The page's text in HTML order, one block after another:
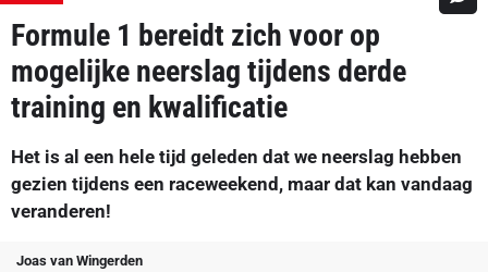
Formule 1 bereidt zich voor op
mogelijke neerslag tijdens derde
training en kwalificatie
Het is al een hele tijd geleden dat we neerslag hebben
gezien tijdens een raceweekend, maar dat kan vandaag
veranderen!
Joas van Wingerden